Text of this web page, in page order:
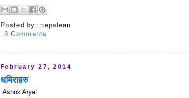
Posted by:nepalean
3 Comments
February 27, 2014
धमिराहरु
Ashok Aryal